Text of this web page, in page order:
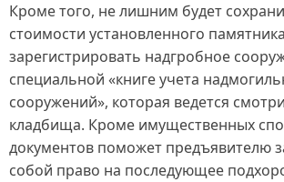
Кроме того, не лишним будет
стоимости установленного
зарегистрировать надгробное
специальной «книге учета
сооружений», которая ведется
кладбища. Кроме имущественных
документов поможет предъявителю
собой право на последующее